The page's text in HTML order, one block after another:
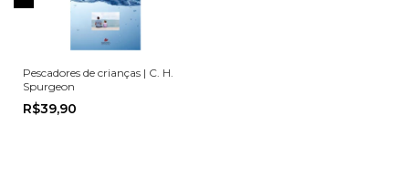
Pescadores de crianças | C. H.
Spurgeon
R$39,90